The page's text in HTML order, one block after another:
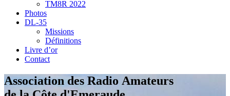
TM8R 2022
Photos
DL-35
Missions
Définitions
Livre d’or
Contact
Association des Radio Amateurs